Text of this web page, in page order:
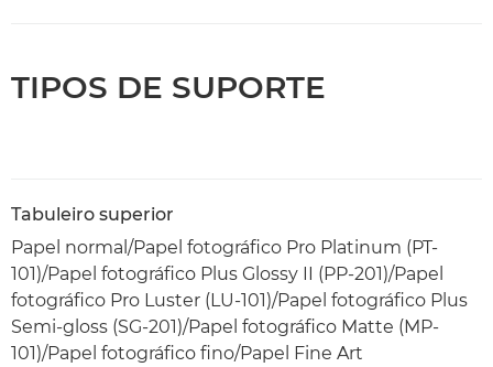
TIPOS DE SUPORTE
Tabuleiro superior
Papel normal/Papel fotográfico Pro Platinum (PT-
101)/Papel fotográfico Plus Glossy II (PP-201)/Papel
fotográfico Pro Luster (LU-101)/Papel fotográfico Plus
Semi-gloss (SG-201)/Papel fotográfico Matte (MP-
101)/Papel fotográfico fino/Papel Fine Art